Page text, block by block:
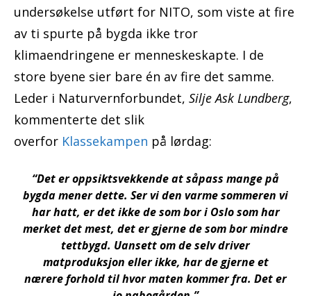
undersøkelse utført for NITO, som viste at fire
av ti spurte på bygda ikke tror
klimaendringene er menneskeskapte. I de
store byene sier bare én av fire det samme.
Leder i Naturvernforbundet, Silje Ask Lundberg,
kommenterte det slik
overfor Klassekampen på lørdag:
“Det er oppsiktsvekkende at såpass mange på
bygda mener dette. Ser vi den varme sommeren vi
har hatt, er det ikke de som bor i Oslo som har
merket det mest, det er gjerne de som bor mindre
tettbygd. Uansett om de selv driver
matproduksjon eller ikke, har de gjerne et
nærere forhold til hvor maten kommer fra. Det er